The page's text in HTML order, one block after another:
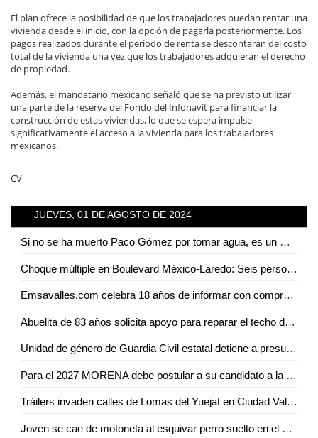
El plan ofrece la posibilidad de que los trabajadores puedan rentar una
vivienda desde el inicio, con la opción de pagarla posteriormente. Los
pagos realizados durante el período de renta se descontarán del costo
total de la vivienda una vez que los trabajadores adquieran el derecho
de propiedad.
Además, el mandatario mexicano señaló que se ha previsto utilizar
una parte de la reserva del Fondo del Infonavit para financiar la
construcción de estas viviendas, lo que se espera impulse
significativamente el acceso a la vivienda para los trabajadores
mexicanos.
CV
JUEVES, 01 DE AGOSTO DE 2024
Si no se ha muerto Paco Gómez por tomar agua, es un milagro: Matilde Hernández
Choque múltiple en Boulevard México-Laredo: Seis personas lesionadas
Emsavalles.com celebra 18 años de informar con compromiso e imparcialidad
Abuelita de 83 años solicita apoyo para reparar el techo de su vivienda en Ciudad Valles
Unidad de género de Guardia Civil estatal detiene a presunto por abuso sexual
Para el 2027 MORENA debe postular a su candidato a la gubernatura sin alianzas con otros partidos: Rita Ozalia
Tráilers invaden calles de Lomas del Yuejat en Ciudad Valles
Joven se cae de motoneta al esquivar perro suelto en el bulevar México-Laredo